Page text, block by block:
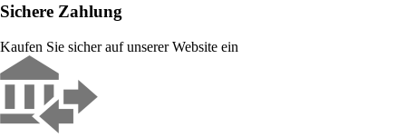
Sichere Zahlung
Kaufen Sie sicher auf unserer Website ein